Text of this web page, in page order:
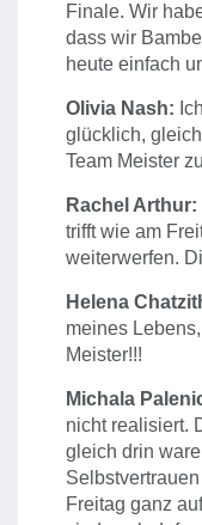
Finale. Wir
dass wir
heute einfach
Olivia Nash:
glücklich,
Team Meister
Rachel Arthur:
trifft wie am
weiterwerfen.
Helena
meines
Meister!!!
Michala
nicht realisiert.
gleich drin
Freitag ganz